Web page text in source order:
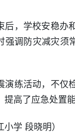
后，学校安稳办
强调防灾减灾须
演练活动，不仅
高了应急处置能
小学 段晓明）